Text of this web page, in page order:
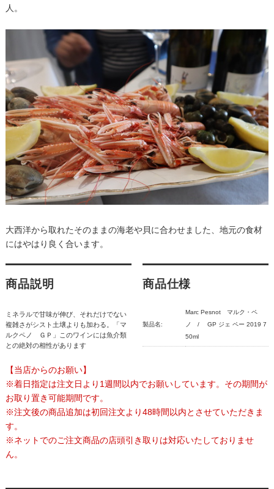
人。
大西洋から取れたそのままの海老や貝に合わせました、地元の食材
にはやはり良く合います。
商品説明
ミネラルで甘味が伸び、それだけでない
複雑さがシスト土壌よりも加わる。「マ
ルクペノ ＧＰ」このワインには魚介類
との絶対の相性があります
商品仕様
製品名:
Marc Pesnot マルク・ペ
ノ / GP ジェ ペー 2019 7
50ml
【当店からのお願い】
※着日指定は注文日より1週間以内でお願いしています。その期間が
お取り置き可能期間です。
※注文後の商品追加は初回注文より48時間以内とさせていただきま
す。
※ネットでのご注文商品の店頭引き取りは対応いたしておりませ
ん。